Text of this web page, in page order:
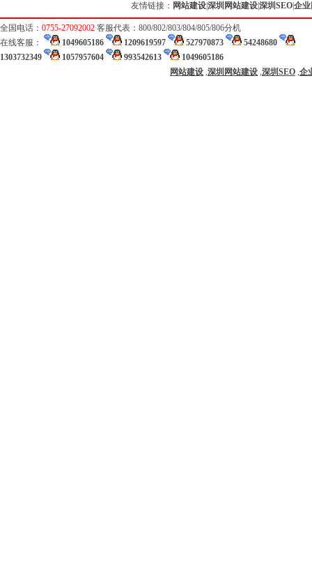
友情链接： 网站建设深圳网站建设深圳SEO企
全国电话： 0755-27092002 客服代表：800/802/803/804/805/806分机
在线客服：
1049605186 1209619597 527970873
54248680
1303732349
1057957604 993542613
1049605186
网站建设 ,深圳网站建设 ,深圳SEO ,企